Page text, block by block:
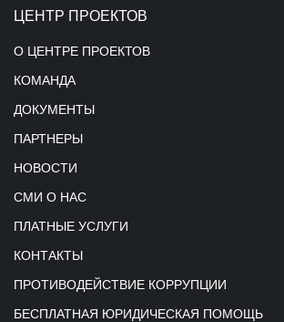
ЦЕНТР ПРОЕКТОВ
О ЦЕНТРЕ ПРОЕКТОВ
КОМАНДА
ДОКУМЕНТЫ
ПАРТНЕРЫ
НОВОСТИ
СМИ О НАС
ПЛАТНЫЕ УСЛУГИ
КОНТАКТЫ
ПРОТИВОДЕЙСТВИЕ КОРРУПЦИИ
БЕСПЛАТНАЯ ЮРИДИЧЕСКАЯ ПОМОЩЬ